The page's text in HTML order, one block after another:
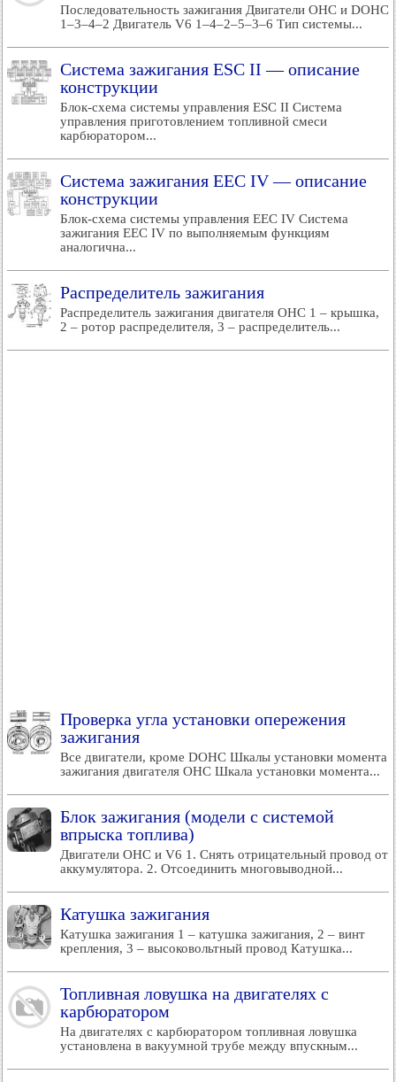
Последовательность зажигания Двигатели OHC и DOHC
1–3–4–2 Двигатель V6 1–4–2–5–3–6 Тип системы...
Система зажигания ESC II — описание
конструкции
Блок-схема системы управления ESC II Система
управления приготовлением топливной смеси
карбюратором...
Система зажигания ЕЕС IV — описание
конструкции
Блок-схема системы управления ЕЕС IV Система
зажигания ЕЕС IV по выполняемым функциям
аналогична...
Распределитель зажигания
Распределитель зажигания двигателя OHC 1 – крышка,
2 – ротор распределителя, 3 – распределитель...
Проверка угла установки опережения
зажигания
Все двигатели, кроме DOHC Шкалы установки момента
зажигания двигателя OHC Шкала установки момента...
Блок зажигания (модели с системой
впрыска топлива)
Двигатели OHC и V6 1. Снять отрицательный провод от
аккумулятора. 2. Отсоединить многовыводной...
Катушка зажигания
Катушка зажигания 1 – катушка зажигания, 2 – винт
крепления, 3 – высоковольтный провод Катушка...
Топливная ловушка на двигателях с
карбюратором
На двигателях с карбюратором топливная ловушка
установлена в вакуумной трубе между впускным...